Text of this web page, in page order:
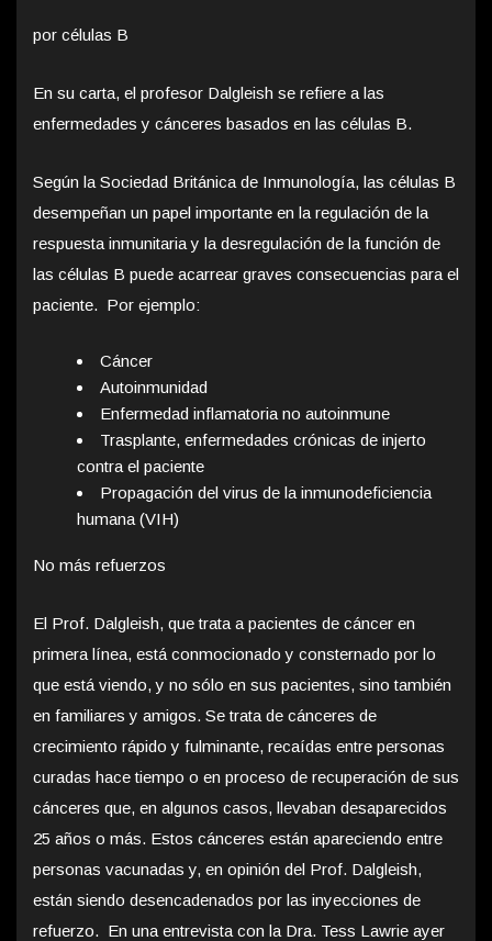
por células B
En su carta, el profesor Dalgleish se refiere a las
enfermedades y cánceres basados en las células B.
Según la Sociedad Británica de Inmunología, las células B
desempeñan un papel importante en la regulación de la
respuesta inmunitaria y la desregulación de la función de
las células B puede acarrear graves consecuencias para el
paciente. Por ejemplo:
Cáncer
Autoinmunidad
Enfermedad inflamatoria no autoinmune
Trasplante, enfermedades crónicas de injerto
contra el paciente
Propagación del virus de la inmunodeficiencia
humana (VIH)
No más refuerzos
El Prof. Dalgleish, que trata a pacientes de cáncer en
primera línea, está conmocionado y consternado por lo
que está viendo, y no sólo en sus pacientes, sino también
en familiares y amigos. Se trata de cánceres de
crecimiento rápido y fulminante, recaídas entre personas
curadas hace tiempo o en proceso de recuperación de sus
cánceres que, en algunos casos, llevaban desaparecidos
25 años o más. Estos cánceres están apareciendo entre
personas vacunadas y, en opinión del Prof. Dalgleish,
están siendo desencadenados por las inyecciones de
refuerzo. En una entrevista con la Dra. Tess Lawrie ayer